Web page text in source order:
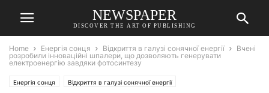
NEWSPAPER
DISCOVER THE ART OF PUBLISHING
Home Енергія сонця Відкриття в галузі сонячної енергії
Вчені
розробили інноваційні шпалери, що дозволяють генерувати
електроенергію завдяки фотосинтезу
Енергія сонця Відкриття в галузі сонячної енергії